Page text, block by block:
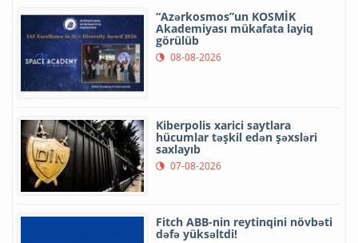
“Azərkosmos”un KOSMİK
Akademiyası mükafata layiq
görülüb
08-08-2026
Kiberpolis xarici saytlara
hücumlar təşkil edən şəxsləri
saxlayıb
07-08-2026
Fitch ABB-nin reytinqini növbəti
dəfə yüksəltdi!